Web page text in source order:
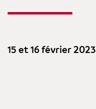
15 et 16 février 2023